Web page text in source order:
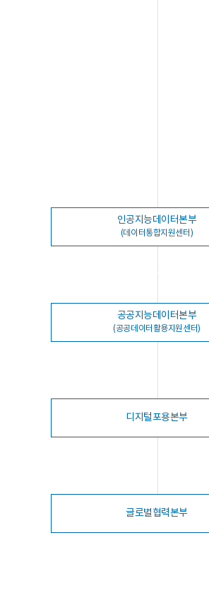
인공지능데이터본부
(데이터통합지원센터)
공공지능데이터본부
(공공데이터활용지원센터)
디지털포용본부
글로벌협력본부